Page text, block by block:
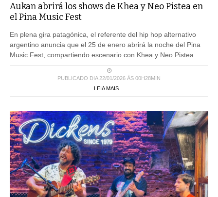
Aukan abrirá los shows de Khea y Neo Pistea en
el Pina Music Fest
En plena gira patagónica, el referente del hip hop alternativo
argentino anuncia que el 25 de enero abrirá la noche del Pina
Music Fest, compartiendo escenario con Khea y Neo Pistea
PUBLICADO DIA 22/01/2026 ÀS 00H28MIN
LEIA MAIS ...